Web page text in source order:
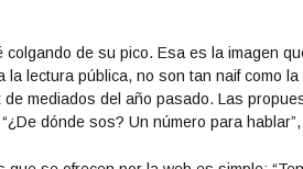
de su pico. Esa es la imagen
lectura pública, no son tan naif como la
mediados del año pasado. Las
dónde sos? Un número para